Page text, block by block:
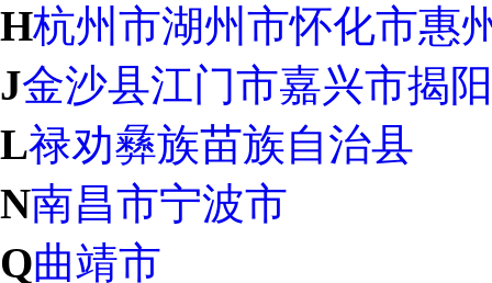
H杭州市湖州市怀化市惠
J金沙县江门市嘉兴市揭
L禄劝彝族苗族自治县
N南昌市宁波市
Q曲靖市